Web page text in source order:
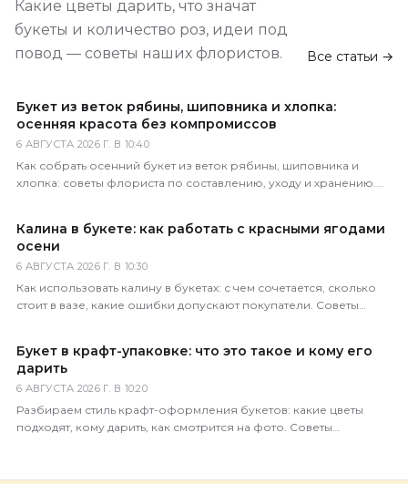
Какие цветы дарить, что значат
букеты и количество роз, идеи под
повод — советы наших флористов.
Все статьи →
Букет из веток рябины, шиповника и хлопка:
осенняя красота без компромиссов
6 АВГУСТА 2026 Г. В 10:40
Как собрать осенний букет из веток рябины, шиповника и
хлопка: советы флориста по составлению, уходу и хранению.
Калина в букете: как работать с красными ягодами
осени
6 АВГУСТА 2026 Г. В 10:30
Как использовать калину в букетах: с чем сочетается, сколько
стоит в вазе, какие ошибки допускают покупатели. Советы
Букет в крафт-упаковке: что это такое и кому его
дарить
6 АВГУСТА 2026 Г. В 10:20
Разбираем стиль крафт-оформления букетов: какие цветы
подходят, кому дарить, как смотрится на фото. Советы